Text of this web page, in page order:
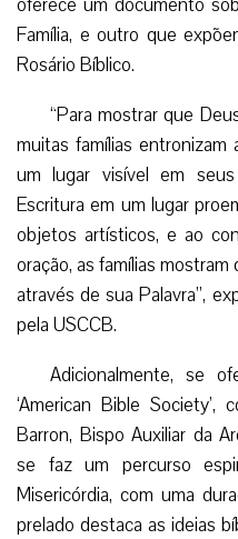
e famílias na vivência da
Entre os recursos,
das aulas ou dos
oferece um documento
Família, e outro que
Rosário Bíblico.
“Para mostrar que
muitas famílias entronizam
um lugar visível em seus
objetos artísticos, e ao
oração, as famílias
através de sua Palavra”,
pela USCCB.
Adicionalmente, se